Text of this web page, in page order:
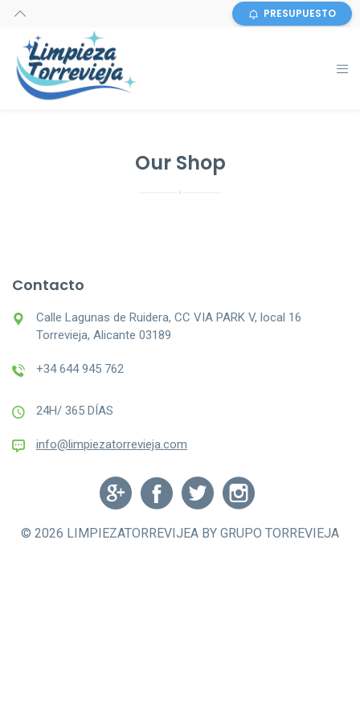
PRESUPUESTO
Our Shop
Contacto
Calle Lagunas de Ruidera, CC VIA PARK V, local 16
Torrevieja, Alicante 03189
+34 644 945 762
24H/ 365 DÍAS
info@limpiezatorrevieja.com
© 2026 LIMPIEZATORREVIJEA BY GRUPO TORREVIEJA